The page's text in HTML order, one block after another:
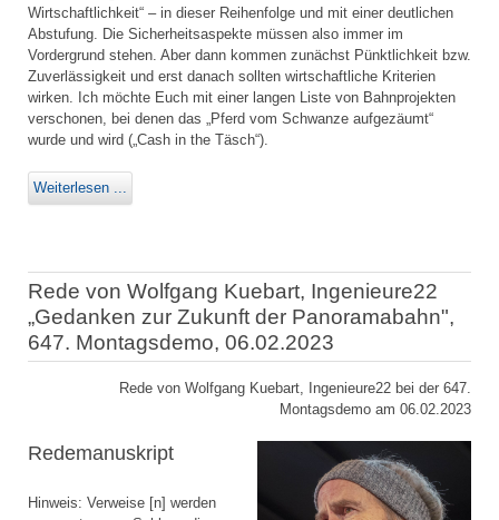
Wirtschaftlichkeit“ – in dieser Reihenfolge und mit einer deutlichen
Abstufung. Die Sicherheitsaspekte müssen also immer im
Vordergrund stehen. Aber dann kommen zunächst Pünktlichkeit bzw.
Zuverlässigkeit und erst danach sollten wirtschaftliche Kriterien
wirken. Ich möchte Euch mit einer langen Liste von Bahnprojekten
verschonen, bei denen das „Pferd vom Schwanze aufgezäumt“
wurde und wird („Cash in the Täsch“).
Weiterlesen ...
Rede von Wolfgang Kuebart, Ingenieure22
„Gedanken zur Zukunft der Panoramabahn",
647. Montagsdemo, 06.02.2023
Rede von Wolfgang Kuebart, Ingenieure22 bei der 647.
Montagsdemo am 06.02.2023
Redemanuskript
Hinweis: Verweise [n] werden